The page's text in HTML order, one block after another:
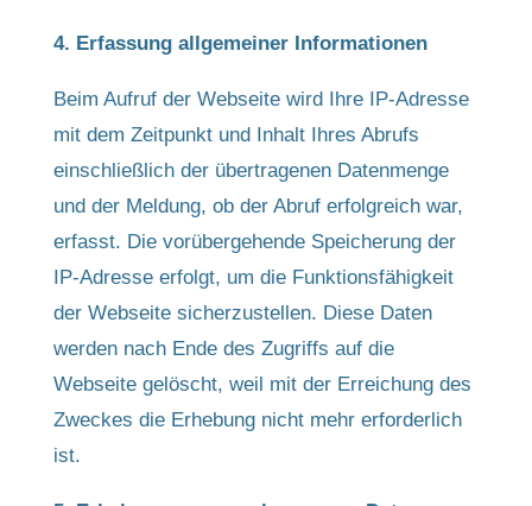
4. Erfassung allgemeiner Informationen
Beim Aufruf der Webseite wird Ihre IP-Adresse
mit dem Zeitpunkt und Inhalt Ihres Abrufs
einschließlich der übertragenen Datenmenge
und der Meldung, ob der Abruf erfolgreich war,
erfasst. Die vorübergehende Speicherung der
IP-Adresse erfolgt, um die Funktionsfähigkeit
der Webseite sicherzustellen. Diese Daten
werden nach Ende des Zugriffs auf die
Webseite gelöscht, weil mit der Erreichung des
Zweckes die Erhebung nicht mehr erforderlich
ist.